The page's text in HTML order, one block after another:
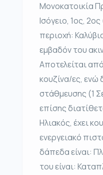
Μονοκατοικία
Ισόγειο, 1ος,
περιοχή:
εμβαδόν του
Αποτελείται
κουζίνα/ες, ενώ
στάθμευσης (1
επίσης
Ηλιακός, έχει
ενεργειακό
δάπεδα είναι:
του είναι: